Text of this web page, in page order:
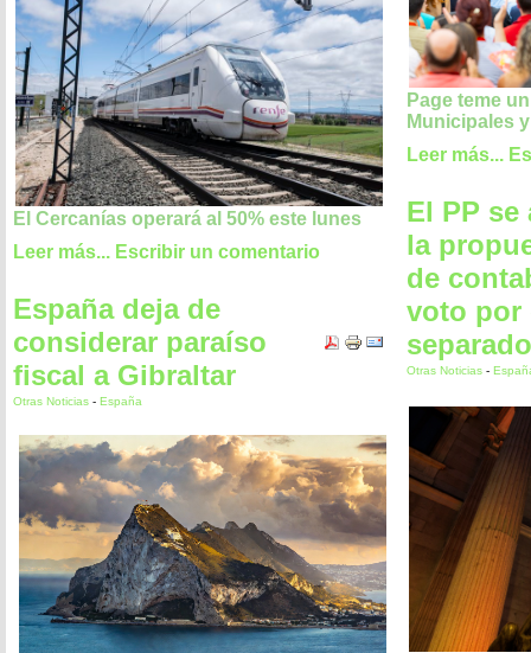
El Cercanías operará al 50% este lunes
Leer más... Escribir un comentario
España deja de
considerar paraíso
fiscal a Gibraltar
Otras Noticias - España
Page teme
Municipales
Leer más...
El PP se
la
de
voto por
separado
Otras Noticias -